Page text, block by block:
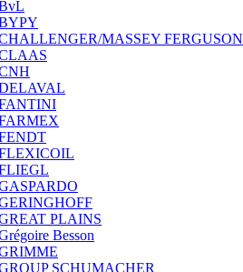
MASSEY FERGUSON
PLAINS
Besson
SCHUMACHER